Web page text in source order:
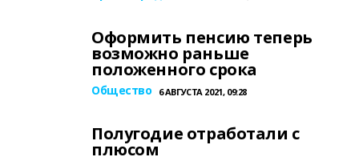
Оформить пенсию теперь
возможно раньше
положенного срока
Общество 6 АВГУСТА 2021, 09:28
Полугодие отработали с
плюсом